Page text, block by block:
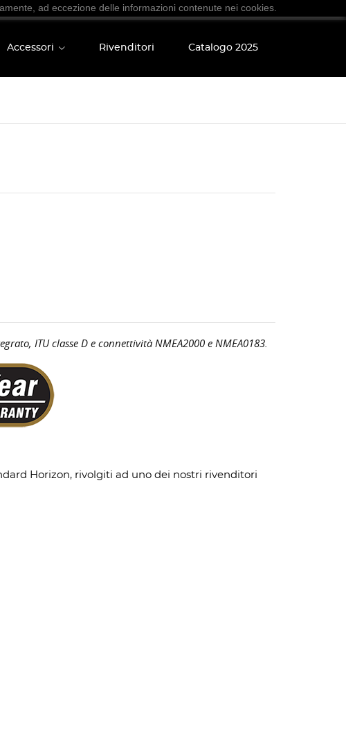
ad eccezione delle informazioni contenute nei cookies.
Accessori Rivenditori Catalogo 2025
ITU classe D e connettività NMEA2000 e NMEA0183.
Horizon, rivolgiti ad uno dei nostri rivenditori